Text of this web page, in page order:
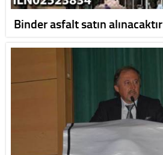
Binder asfalt satın alınacaktır